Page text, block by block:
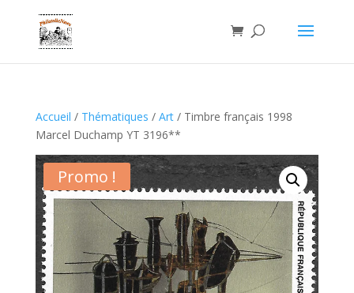
Accueil / Thématiques / Art/ Timbre français 1998
Marcel Duchamp YT 3196**
Promo !